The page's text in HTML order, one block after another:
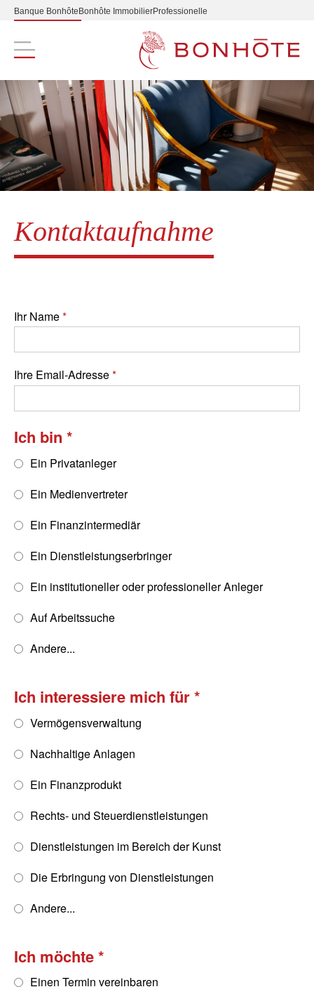
Banque Bonhôte Bonhôte ImmobilierProfessionelle
Navigation principale
Kontaktaufnahme
Ihr Name
Ihre Email-Adresse
Ich bin
Ein Privatanleger
Ein Medienvertreter
Ein Finanzintermediär
Ein Dienstleistungserbringer
Ein institutioneller oder professioneller Anleger
Auf Arbeitssuche
Andere...
Ich interessiere mich für
Vermögensverwaltung
Nachhaltige Anlagen
Ein Finanzprodukt
Rechts- und Steuerdienstleistungen
Dienstleistungen im Bereich der Kunst
Die Erbringung von Dienstleistungen
Andere...
Ich möchte
Einen Termin vereinbaren